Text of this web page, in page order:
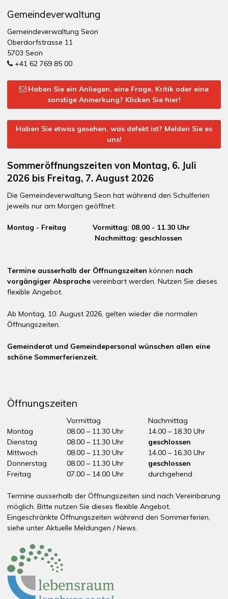
Gemeindeverwaltung
Gemeindeverwaltung Seon
Oberdorfstrasse 11
5703 Seon
+41 62 769 85 00
Haben Sie ein Anliegen, eine Frage, Kritik oder eine
sonstige Anmerkung? Klicken Sie hier!
Haben Sie etwas gesehen, was defekt ist? Melden Sie es
uns!
Sommeröffnungszeiten von Montag, 6. Juli
2026 bis Freitag, 7. August 2026
Die Gemeindeverwaltung Seon hat während den Schulferien
jeweils nur am Morgen geöffnet:
Montag - Freitag Vormittag: 08.00 - 11.30 Uhr
Nachmittag: geschlossen
Termine ausserhalb der Öffnungszeiten können nach
vorgängiger Absprache vereinbart werden. Nutzen Sie dieses
flexible Angebot.
Ab Montag, 10. August 2026, gelten wieder die normalen
Öffnungszeiten.
Gemeinderat und Gemeindepersonal wünschen allen eine
schöne Sommerferienzeit.
Öffnungszeiten
Öffnungszeiten Vormittag
Vormittag
Nachmittag
Montag
08.00 – 11.30 Uhr
14.00 – 18.30 Uhr
Dienstag
08.00 – 11.30 Uhr
geschlossen
Mittwoch
08.00 – 11.30 Uhr
14.00 – 16.30 Uhr
Donnerstag
08.00 – 11.30 Uhr
geschlossen
Freitag
07.00 – 14.00 Uhr durchgehend
Termine ausserhalb der Öffnungszeiten sind nach Vereinbarung
möglich. Bitte nutzen Sie dieses flexible Angebot.
Eingeschränkte Öffnungszeiten während den Sommerferien,
siehe unterAktuelle Meldungen / News.
Partner